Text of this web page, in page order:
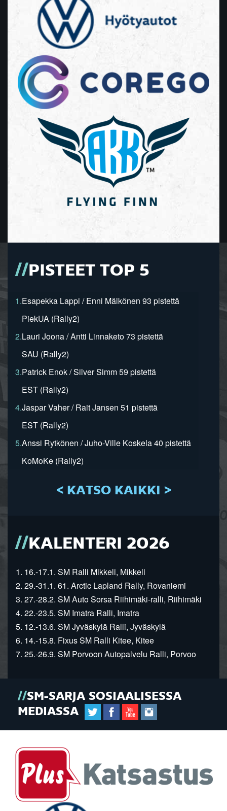
PISTEET TOP 5
1.Esapekka Lappi / Enni Mälkönen 93 pistettä
PiekUA (Rally2)
2.Lauri Joona / Antti Linnaketo 73 pistettä
SAU (Rally2)
3.Patrick Enok / Silver Simm 59 pistettä
EST (Rally2)
4.Jaspar Vaher / Rait Jansen 51 pistettä
EST (Rally2)
5.Anssi Rytkönen / Juho-Ville Koskela 40 pistettä
KoMoKe (Rally2)
< KATSO KAIKKI >
KALENTERI 2026
1. 16.-17.1. SM Ralli Mikkeli, Mikkeli
2. 29.-31.1. 61. Arctic Lapland Rally, Rovaniemi
3. 27.-28.2. SM Auto Sorsa Riihimäki-ralli, Riihimäki
4. 22.-23.5. SM Imatra Ralli, Imatra
5. 12.-13.6. SM Jyväskylä Ralli, Jyväskylä
6. 14.-15.8. Fixus SM Ralli Kitee, Kitee
7. 25.-26.9. SM Porvoon Autopalvelu Ralli, Porvoo
SM-SARJA SOSIAALISESSA
MEDIASSA